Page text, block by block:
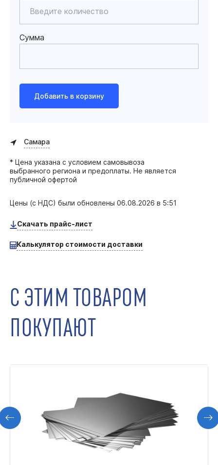
Сумма
Добавить в корзину
Самара
* Цена указана с условием самовывоза
выбранного региона и предоплаты. Не является
публичной офертой
Цены (с НДС) были обновлены 06.08.2026 в 5:51
Скачать прайс-лист
Калькулятор стоимости доставки
С ЭТИМ ТОВАРОМ
ПОКУПАЮТ